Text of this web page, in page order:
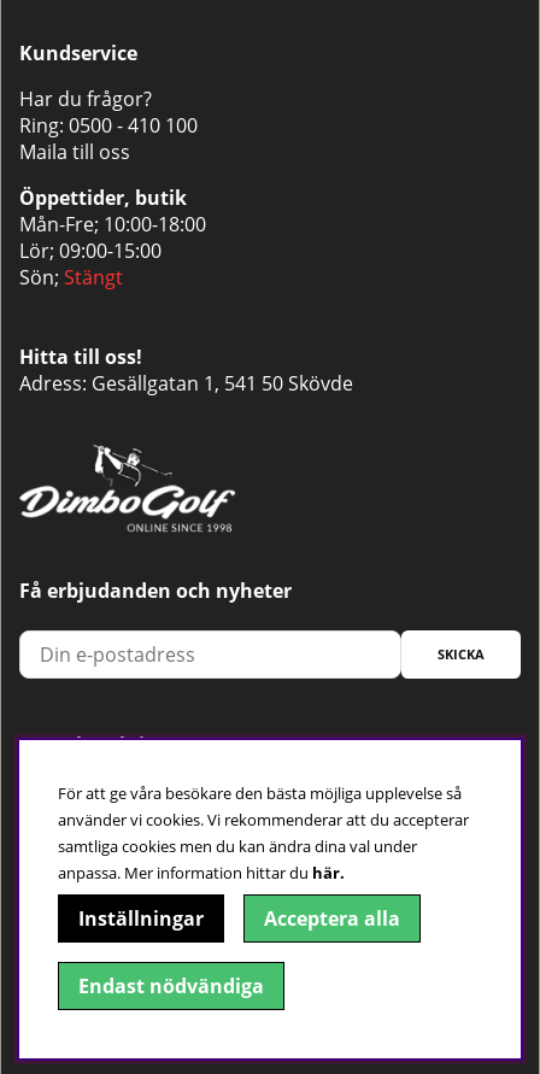
Kundservice
Har du frågor?
Ring: 0500 - 410 100
Maila till oss
Öppettider, butik
Mån-Fre; 10:00-18:00
Lör; 09:00-15:00
Sön; Stängt
Hitta till oss!
Adress: Gesällgatan 1, 541 50 Skövde
Få erbjudanden och nyheter
SKICKA
Trygg betalning
Följ oss
För att ge våra besökare den bästa möjliga upplevelse så
använder vi cookies. Vi rekommenderar att du accepterar
samtliga cookies men du kan ändra dina val under
anpassa. Mer information hittar du här.
Inställningar Acceptera alla
Endast nödvändiga